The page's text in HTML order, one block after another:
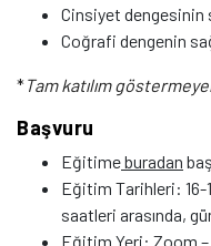
Cinsiyet dengesinin
Coğrafi dengenin
*Tam katılım
Başvuru
Eğitimeburadan
Eğitim Tarihleri: 16-
saatleri arasında,
Eğitim Yeri: Zoom